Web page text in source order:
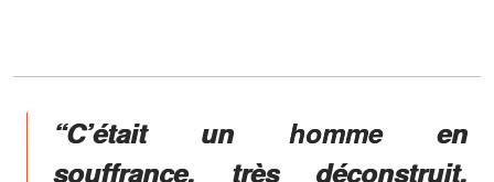
“C’était un homme en
souffrance, très déconstruit.